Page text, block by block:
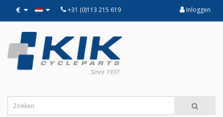
€ +31 (0)113 215 619 Inloggen